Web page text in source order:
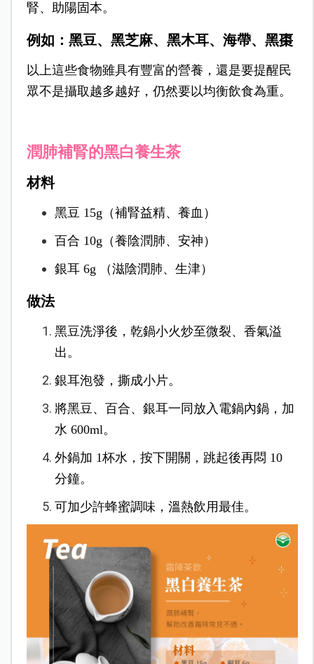
腎、助陽固本。
例如：黑豆、黑芝麻、黑木耳、海帶、黑棗
以上這些食物雖具有豐富的營養，還是要提醒民
眾不是攝取越多越好，仍然要以均衡飲食為重。
潤肺補腎的黑白養生茶
材料
黑豆 15g（補腎益精、養血）
百合 10g（養陰潤肺、安神）
銀耳 6g （滋陰潤肺、生津）
做法
黑豆洗淨後，乾鍋小火炒至微裂、香氣溢
出。
銀耳泡發，撕成小片。
將黑豆、百合、銀耳一同放入電鍋內鍋，加
水 600ml。
外鍋加 1杯水，按下開關，跳起後再悶 10
分鐘。
可加少許蜂蜜調味，溫熱飲用最佳。